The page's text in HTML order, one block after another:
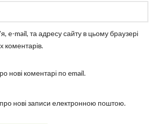
e-mail, та адресу сайту в цьому браузері
коментарів.
нові коментарі по email.
нові записи електронною поштою.